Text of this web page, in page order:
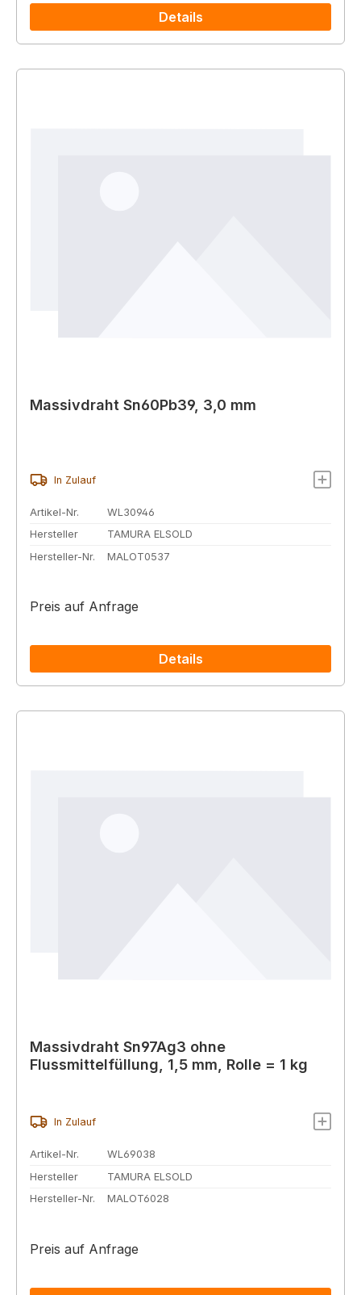
Details
Massivdraht Sn60Pb39, 3,0 mm
In Zulauf
Artikel-Nr.
WL30946
Hersteller
TAMURA ELSOLD
Hersteller-Nr.
MALOT0537
Preis auf Anfrage
Details
Massivdraht Sn97Ag3 ohne
Flussmittelfüllung, 1,5 mm, Rolle = 1 kg
In Zulauf
Artikel-Nr.
WL69038
Hersteller
TAMURA ELSOLD
Hersteller-Nr.
MALOT6028
Preis auf Anfrage